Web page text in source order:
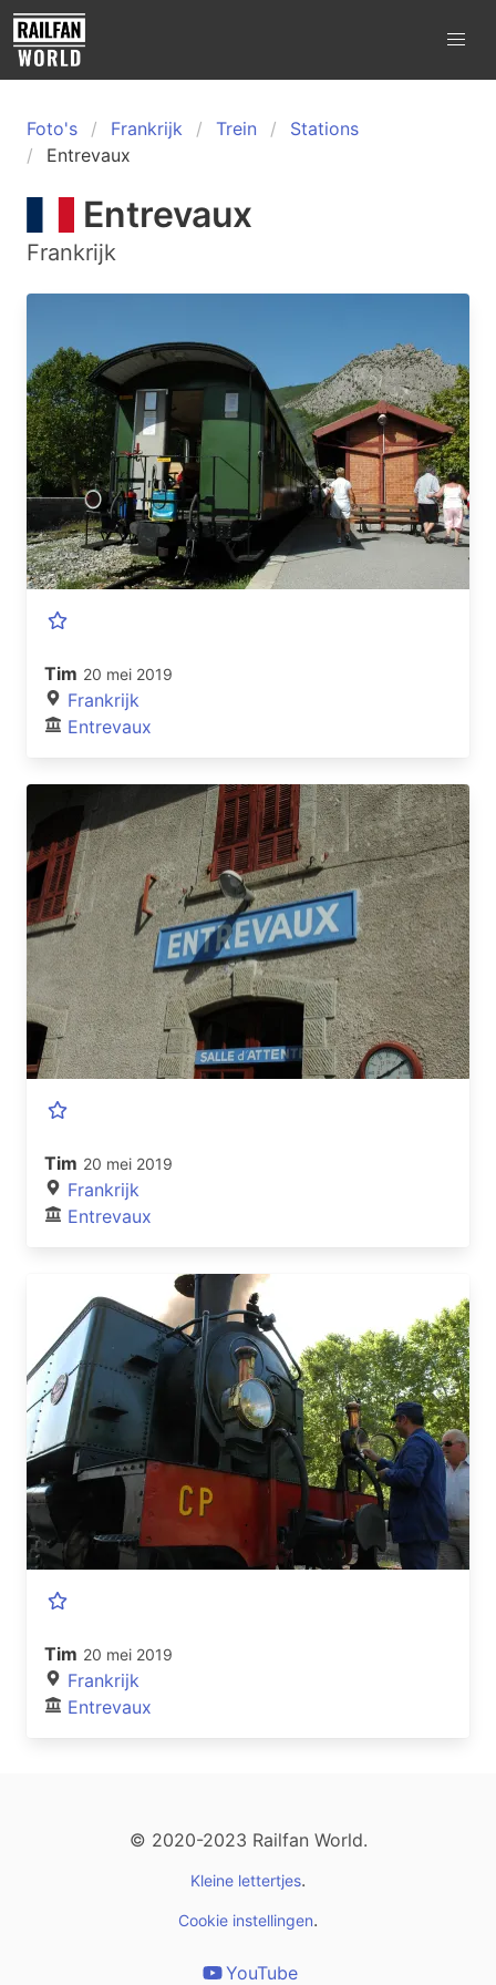
Foto's Frankrijk Trein
Stations
Entrevaux
Entrevaux
Frankrijk
Tim 20 mei 2019
Frankrijk
Entrevaux
Tim 20 mei 2019
Frankrijk
Entrevaux
Tim 20 mei 2019
Frankrijk
Entrevaux
© 2020-2023 Railfan World.
Kleine lettertjes.
Cookie instellingen.
YouTube